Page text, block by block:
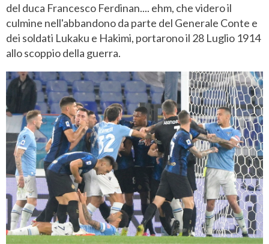
del duca Francesco Ferdinan.... ehm, che videro il
culmine nell'abbandono da parte del Generale Conte e
dei soldati Lukaku e Hakimi, portarono il 28 Luglio 1914
allo scoppio della guerra.